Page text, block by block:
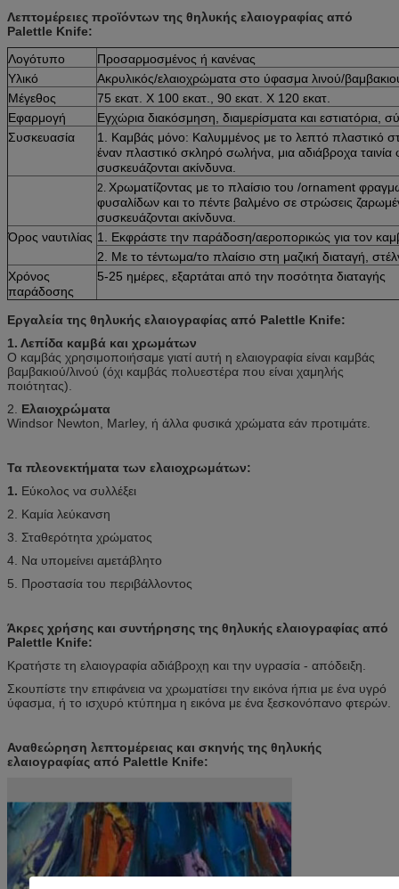
Λεπτομέρειες προϊόντων της θηλυκής ελαιογραφίας από
Palettle Knife:
Λογότυπο
Προσαρμοσμένος ή κανένας
Υλικό
Ακρυλικός/ελαιοχρώματα στο ύφασμα λινού/
Μέγεθος
75 εκατ. Χ 100 εκατ., 90 εκατ. Χ 120 εκατ.
Εφαρμογή
Εγχώρια διακόσμηση, διαμερίσματα και εστιατόρια,
Συσκευασία
1. Καμβάς μόνο: Καλυμμένος με το λεπτό πλαστικό
έναν πλαστικό σκληρό σωλήνα, μια αδιάβροχα
συσκευάζονται ακίνδυνα.
2. Χρωματίζοντας με το πλαίσιο του /ornament
φυσαλίδων και το πέντε βαλμένο σε στρώσεις
συσκευάζονται ακίνδυνα.
Όρος ναυτιλίας 1. Εκφράστε την παράδοση/αεροπορικώς για τον
2. Με το τέντωμα/το πλαίσιο στη μαζική διαταγή,
Χρόνος
παράδοσης
5-25 ημέρες, εξαρτάται από την ποσότητα διαταγής
Εργαλεία της θηλυκής ελαιογραφίας από Palettle Knife:
1. Λεπίδα καμβά και χρωμάτων
Ο καμβάς χρησιμοποιήσαμε γιατί αυτή η ελαιογραφία είναι καμβάς
βαμβακιού/λινού (όχι καμβάς πολυεστέρα που είναι χαμηλής
ποιότητας).
2. Ελαιοχρώματα
Windsor Newton, Marley, ή άλλα φυσικά χρώματα εάν προτιμάτε.
Τα πλεονεκτήματα των ελαιοχρωμάτων:
1. Εύκολος να συλλέξει
2. Καμία λεύκανση
3. Σταθερότητα χρώματος
4. Να υπομείνει αμετάβλητο
5. Προστασία του περιβάλλοντος
Άκρες χρήσης και συντήρησης της θηλυκής ελαιογραφίας από
Palettle Knife:
Κρατήστε τη ελαιογραφία αδιάβροχη και την υγρασία - απόδειξη.
Σκουπίστε την επιφάνεια να χρωματίσει την εικόνα ήπια με ένα υγρό
ύφασμα, ή το ισχυρό κτύπημα η εικόνα με ένα ξεσκονόπανο φτερών.
Αναθεώρηση λεπτομέρειας και σκηνής της θηλυκής
ελαιογραφίας από Palettle Knife: